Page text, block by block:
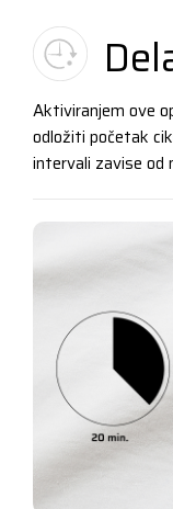
Aktiviranjem ove
odložiti početak
intervali zavise od